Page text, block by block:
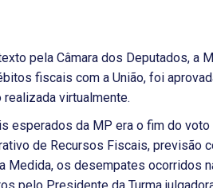
pela Câmara dos Deputados, a
fiscais com a União, foi
virtualmente.
esperados da MP era o fim do voto
de Recursos Fiscais, previsão
Medida, os desempates ocorridos